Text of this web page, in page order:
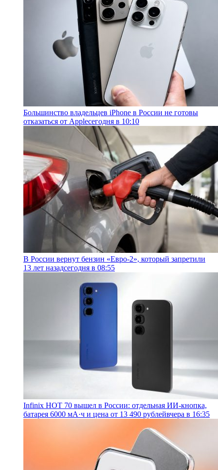
Большинство владельцев iPhone в России не готовы
отказаться от Appleсегодня в 10:10
В России вернут бензин «Евро-2», который запретили
13 лет назадсегодня в 08:55
Infinix HOT 70 вышел в России: отдельная ИИ-кнопка,
батарея 6000 мА·ч и цена от 13 490 рублейвчера в 16:35